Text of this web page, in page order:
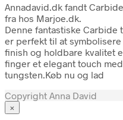
Annadavid.dk fandt
fra hos Marjoe.dk.
Denne fantastiske
er perfekt til at
finish og holdbare kvalitet
finger et elegant touch
tungsten.Køb nu og lad
Copyright Anna David
×